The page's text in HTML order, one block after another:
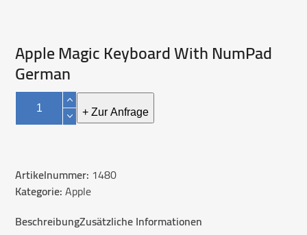
Apple Magic Keyboard With NumPad
German
Apple
Magic
Keyboard
German
Menge
+ Zur Anfrage
Artikelnummer: 1480
Kategorie:Apple
BeschreibungZusätzliche Informationen